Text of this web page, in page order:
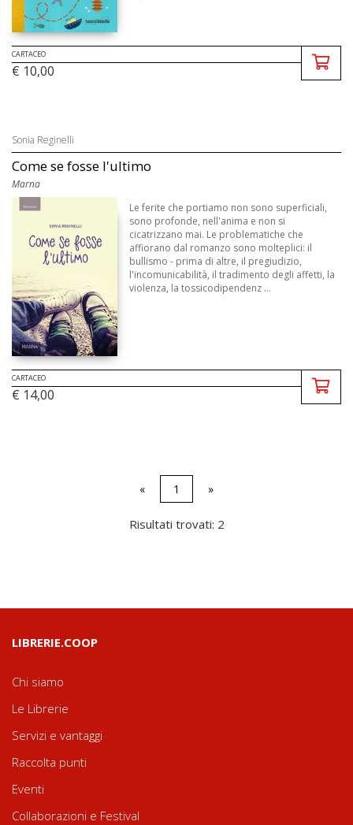
CARTACEO
€ 10,00
Sonia Reginelli
Come se fosse l'ultimo
Marna
Le ferite che portiamo non sono superficiali,
sono profonde, nell'anima e non si
cicatrizzano mai. Le problematiche che
affiorano dal romanzo sono molteplici: il
bullismo - prima di altre, il pregiudizio,
l'incomunicabilità, il tradimento degli affetti, la
violenza, la tossicodipendenz ...
CARTACEO
€ 14,00
« 1 »
Risultati trovati: 2
LIBRERIE.COOP
Chi siamo
Le Librerie
Servizi e vantaggi
Raccolta punti
Eventi
Collaborazioni e Festival